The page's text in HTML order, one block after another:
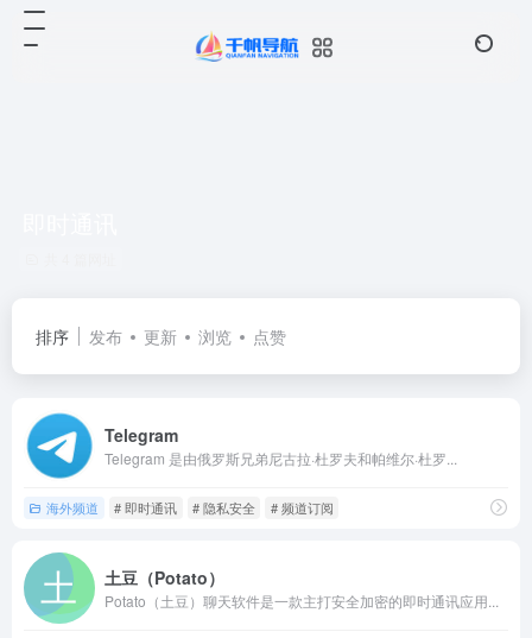
排序 发布 更新 浏览 点赞
Telegram
Telegram 是由俄罗斯兄弟尼古拉·杜罗夫和帕维尔·杜罗...
海外频道 # 即时通讯 # 隐私安全 # 频道订阅
土豆（Potato）
Potato（土豆）聊天软件是一款主打安全加密的即时通讯应用...